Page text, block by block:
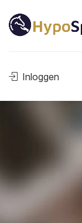
Inloggen